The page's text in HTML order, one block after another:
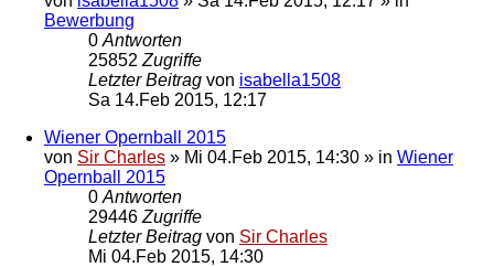
Bewerbung
0 Antworten
25852 Zugriffe
Letzter Beitrag von isabella1508
Sa 14.Feb 2015, 12:17
Wiener Opernball 2015
von Sir Charles » Mi 04.Feb 2015, 14:30 » in Wiener
Opernball 2015
0 Antworten
29446 Zugriffe
Letzter Beitrag von Sir Charles
Mi 04.Feb 2015, 14:30